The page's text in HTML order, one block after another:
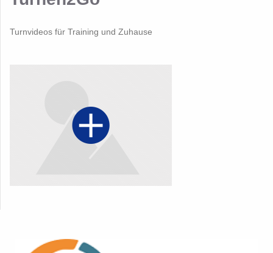
Turnvideos für Training und Zuhause